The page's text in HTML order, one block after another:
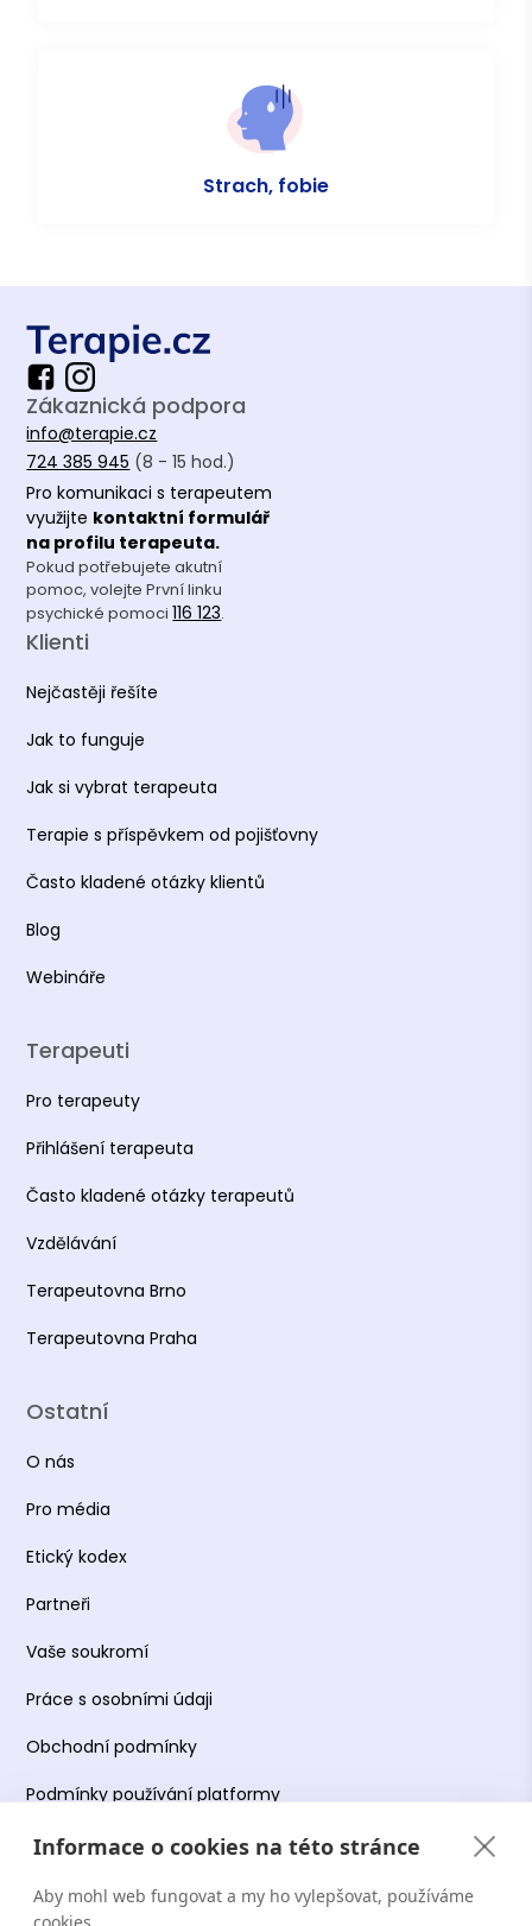
Informace o cookies na této stránce
Aby mohl web fungovat a my ho vylepšovat, používáme
Strach, fobie
Zákaznická podpora
info@terapie.cz
724 385 945 (8 - 15 hod.)
Pro komunikaci s terapeutem
využijte kontaktní formulář
na profilu terapeuta.
Pokud potřebujete akutní
pomoc, volejte První linku
psychické pomoci116 123.
Klienti
Nejčastěji řešíte
Jak to funguje
Jak si vybrat terapeuta
Terapie s příspěvkem od pojišťovny
Často kladené otázky klientů
Blog
Webináře
Terapeuti
Pro terapeuty
Přihlášení terapeuta
Často kladené otázky terapeutů
Vzdělávání
Terapeutovna Brno
Terapeutovna Praha
Ostatní
O nás
Pro média
Etický kodex
Partneři
Vaše soukromí
Práce s osobními údaji
Obchodní podmínky
Podmínky používání platformy
Copyright Terapie CZ s.r.o. 2026. Všechna práva